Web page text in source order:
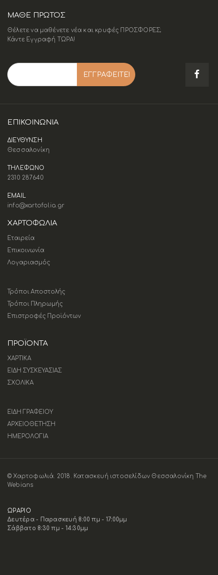
ΜΑΘΕ ΠΡΩΤΟΣ
Θέλετε να μαθένετε νέα και κρυφές ΠΡΟΣΦΟΡΕΣ;
Κάντε Εγγραφή ΤΩΡΑ!
ΕΠΙΚΟΙΝΩΝΊΑ
ΔΙΕΥΘΥΝΣΗ
Θεσσαλονίκη
ΤΗΛΕΦΩΝΟ
2310 287640
EMAIL
info@xartofolia.gr
ΧΑΡΤΟΦΩΛΙΑ
Εταιρεία
Επικοινωνία
Λογαριασμός
Τρόποι Αποστολής
Τρόποι Πληρωμής
Επιστροφές Προϊόντων
ΠΡΟΪΟΝΤΑ
ΧΑΡΤΙΚΑ
ΕΙΔΗ ΣΥΣΚΕΥΑΣΙΑΣ
ΣΧΟΛΙΚΑ
ΕΙΔΗ ΓΡΑΦΕΙΟΥ
ΑΡΧΕΙΟΘΕΤΗΣΗ
ΗΜΕΡΟΛΟΓΙΑ
© Χαρτοφωλιά. 2018.
Κατασκευή ιστοσελίδων Θεσσαλονίκη The
Webians
ΩΡΑΡΙΟ
Δευτέρα - Παρασκευή 8:00 πμ - 17:00μμ
Σάββατο 8:30 πμ - 14:30μμ